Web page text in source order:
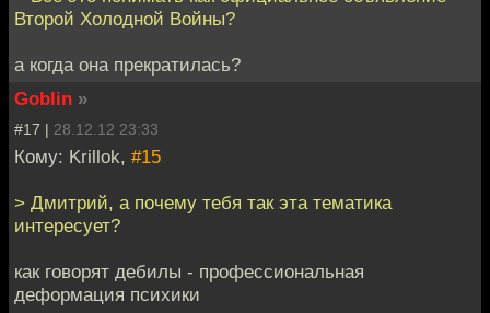
Второй Холодной Войны?
а когда она прекратилась?
Goblin »
#17 | 28.12.12 23:33
Кому: Krillok, #15
> Дмитрий, а почему тебя так эта тематика
интересует?
как говорят дебилы - профессиональная
деформация психики